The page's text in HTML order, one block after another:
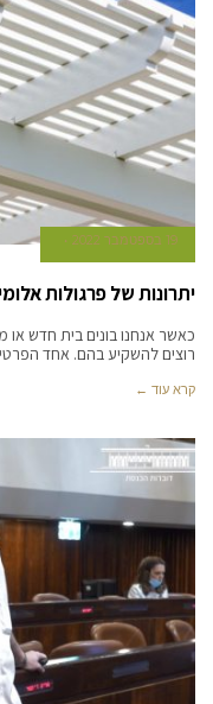
19 בספטמבר 2022
יתרונות של פרגולות
כאשר אנחנו בונים בית חדש
רוצים להשקיע בהם. אחד
קרא עוד ←